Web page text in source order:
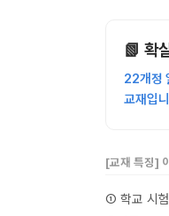
📗 확
22개정
교재입
[교재 특징]
① 학교 시